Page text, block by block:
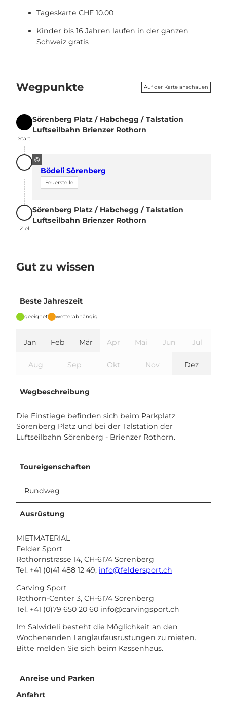
Tageskarte CHF 10.00
Kinder bis 16 Jahren laufen in der ganzen
Schweiz gratis
Wegpunkte Auf der Karte anschauen
Start
Start
Sörenberg Platz / Habchegg / Talstation
Luftseilbahn Brienzer Rothorn
©
Bödeli Sörenberg
Feuerstelle
Ziel
Ziel
Sörenberg Platz / Habchegg / Talstation
Luftseilbahn Brienzer Rothorn
Gut zu wissen
Beste Jahreszeit
geeignet wetterabhängig
Jan Feb Mär Apr Mai Jun Jul
Aug Sep Okt Nov Dez
Wegbeschreibung
Die Einstiege befinden sich beim Parkplatz
Sörenberg Platz und bei der Talstation der
Luftseilbahn Sörenberg - Brienzer Rothorn.
Toureigenschaften
Rundweg
Ausrüstung
MIETMATERIAL
Felder Sport
Rothornstrasse 14, CH-6174 Sörenberg
Tel. +41 (0)41 488 12 49, info@feldersport.ch
Carving Sport
Rothorn-Center 3, CH-6174 Sörenberg
Tel. +41 (0)79 650 20 60 info@carvingsport.ch
Im Salwideli besteht die Möglichkeit an den
Wochenenden Langlaufausrüstungen zu mieten.
Bitte melden Sie sich beim Kassenhaus.
Anreise und Parken
Anfahrt